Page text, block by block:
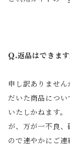
Q.返品はできます
申し訳ありませ
だいた商品につ
いたしかねます
が、万が一不良
ので速やかにご連